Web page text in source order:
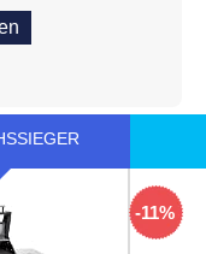
-11%